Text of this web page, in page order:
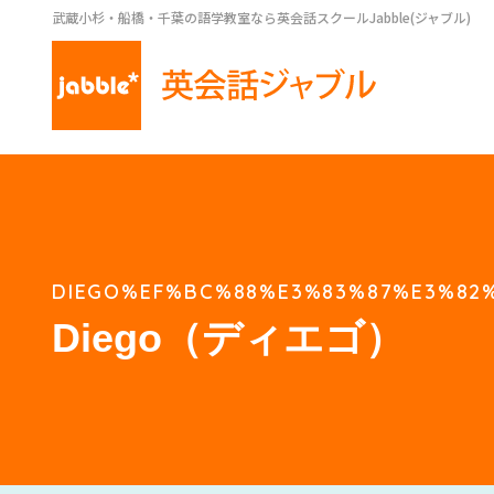
武蔵小杉・船橋・千葉の語学教室なら英会話スクールJabble(ジャブル)
Diego（ディエゴ）